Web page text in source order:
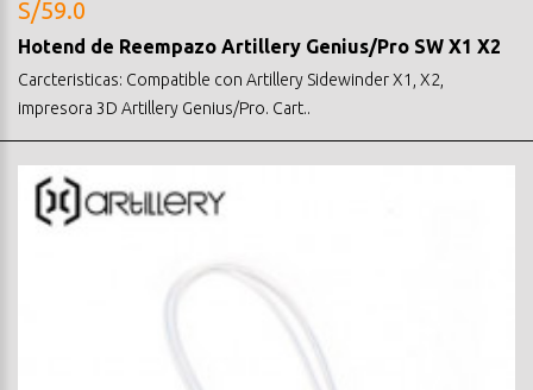
S/59.0
Hotend de Reempazo Artillery Genius/Pro SW X1 X2
Carcteristicas: Compatible con Artillery Sidewinder X1, X2,
impresora 3D Artillery Genius/Pro. Cart..